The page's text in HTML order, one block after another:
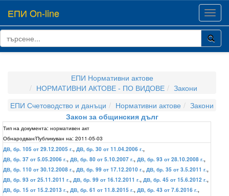
ЕПИ On-line
ЕПИ Нормативни актове
НОРМАТИВНИ АКТОВЕ - ПО ВИДОВЕ
Закони
ЕПИ Счетоводство и данъци
Нормативни актове
Закони
Закон за общинския дълг
Тип на документа: нормативен акт
Обнародван/Публикуван на: 2011-05-03
ДВ, бр. 105 от 29.12.2005 г., ДВ, бр. 30 от 11.04.2006 г.,
ДВ, бр. 37 от 5.05.2006 г., ДВ, бр. 80 от 5.10.2007 г., ДВ, бр. 93 от 28.10.2008 г.,
ДВ, бр. 110 от 30.12.2008 г., ДВ, бр. 99 от 17.12.2010 г., ДВ, бр. 35 от 3.5.2011 г.,
ДВ, бр. 93 от 25.11.2011 г., ДВ, бр. 99 от 16.12.2011 г., ДВ, бр. 45 от 15.6.2012 г.,
ДВ, бр. 15 от 15.2.2013 г., ДВ, бр. 61 от 11.8.2015 г., ДВ, бр. 43 от 7.6.2016 г.,